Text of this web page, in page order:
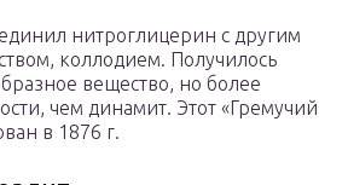
нитроглицерин с другим
коллодием. Получилось
вещество, но более
чем динамит. Этот «Гремучий
в 1876 г.